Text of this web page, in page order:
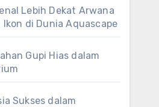
Lebih Dekat Arwana
Ikon di Dunia Aquascape
Gupi Hias dalam
Sukses dalam